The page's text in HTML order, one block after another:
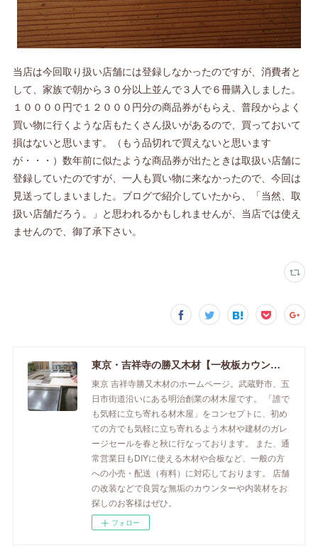
当店は今回取り扱い店舗には登録しなかったのですが、消費者と
して、家族で朝から３０分以上並んで３人で６冊購入しました。
１００００円で１２０００円分の商品券がもらえ、普段からよく
買い物に行くような店もたくさん扱いがあるので、買っておいて
損はないと思います。（もう品切れで買えないと思います
が・・・）数年前に似たような商品券が出たときは取扱い店舗に
登録していたのですが、一人も買い物に来なかったので、今回は
見送ってしまいました。ブログで紹介していたから、「当然、取
扱い店舗だろう。」と思われるかもしれませんが、当店では使え
ませんので、御了承下さい。
東京・吉祥寺の勝又木材【一枚板カウンター】
東京 吉祥寺勝又木材のホームページ。武蔵野市、五
日市街道沿いにある明治創業の材木屋です。 「誰で
も気軽に立ち寄れる材木屋」をコンセプトに、初め
ての方でも気軽に立ち寄れるよう木材や建材のガレ
ージセールを春と秋に行なっております。 また、通
常営業日もDIYに使える木材や合板など、一般の方
への小売・配送（有料）に対応しております。 店舗
の改装などで良質な無垢のカウンターや内装材をお
探しのお客様はぜひ。
フォロー